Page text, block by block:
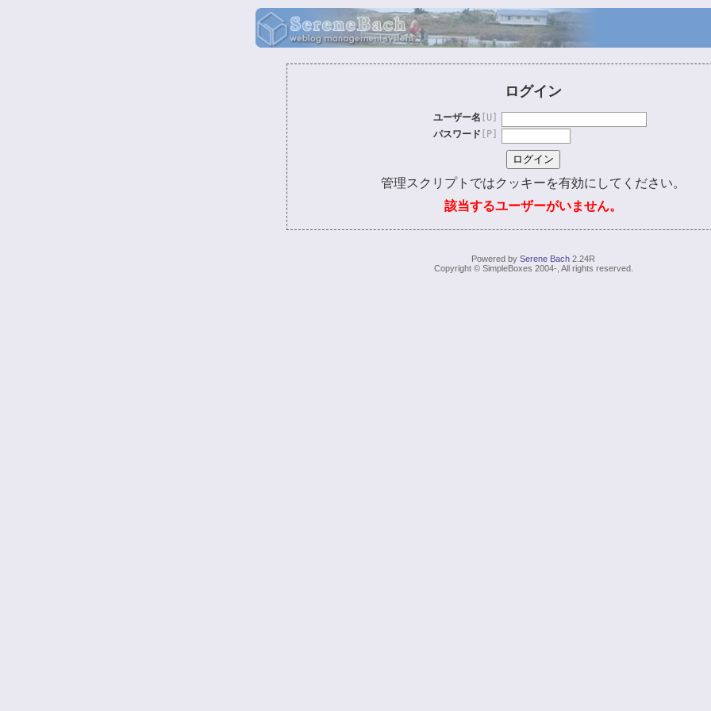
ログイン
ユーザー名 [U]
パスワード [P]
管理スクリプトではクッキーを有効にしてください。
該当するユーザーがいません。
Powered by Serene Bach 2.24R
Copyright © SimpleBoxes 2004-, All rights reserved.